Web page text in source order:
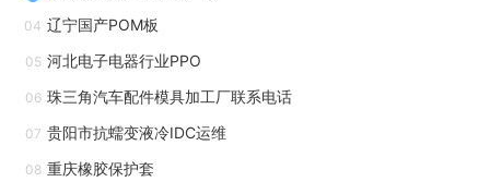
04 辽宁国产POM板
05 河北电子电器行业PPO
06 珠三角汽车配件模具加工厂联系电话
07 贵阳市抗蠕变液冷IDC运维
08 重庆橡胶保护套